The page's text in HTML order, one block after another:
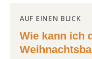
AUF EINEN BLICK
Wie kann ich